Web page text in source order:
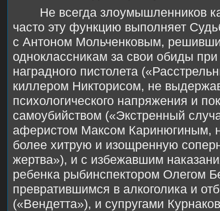
Не всегда злоумышленников
часто эту функцию выполняет
с Антоном Мольченковым,
одноклассникам за свои обиды
наградного пистолета
киллером Никторисом, не
психологического напряжения и
самоубийством («Экстренный
аферистом Максом Каринюгиным,
более хитрую и изощренную
жертва»), и с избежавшим
ребенка рыбинспектором Олегом
превратившимся в алкоголика и
(«Вендетта»), и супругами